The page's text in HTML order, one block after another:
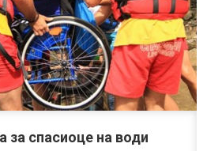
за спасиоце на води